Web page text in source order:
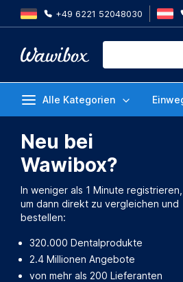
+49 6221 52048030
Alle Kategorien
Neu bei
Wawibox?
In weniger als 1 Minute registrieren,
um dann direkt zu vergleichen und
bestellen:
320.000 Dentalprodukte
2.4 Millionen Angebote
von mehr als 200 Lieferanten